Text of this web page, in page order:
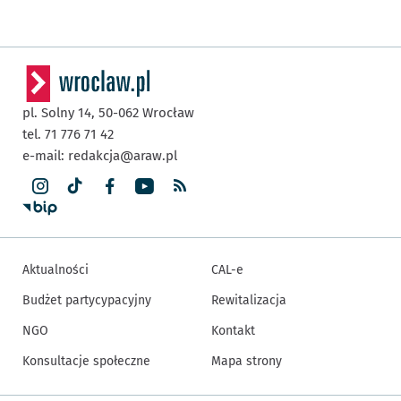
pl. Solny 14, 50-062 Wrocław
tel. 71 776 71 42
e-mail: redakcja@araw.pl
Aktualności
Budżet partycypacyjny
NGO
Konsultacje społeczne
CAL-e
Rewitalizacja
Kontakt
Mapa strony